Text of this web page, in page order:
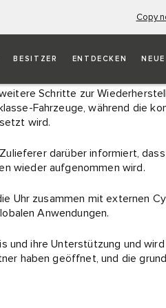
Copy
BESITZER ENTDECKEN
CYBER-
Schritte zur
Fahrzeuge, während die
wird.
darüber informiert,
wieder aufgenommen wird.
Uhr zusammen mit externen
Anwendungen.
und ihre Unterstützung und
haben geöffnet, und die